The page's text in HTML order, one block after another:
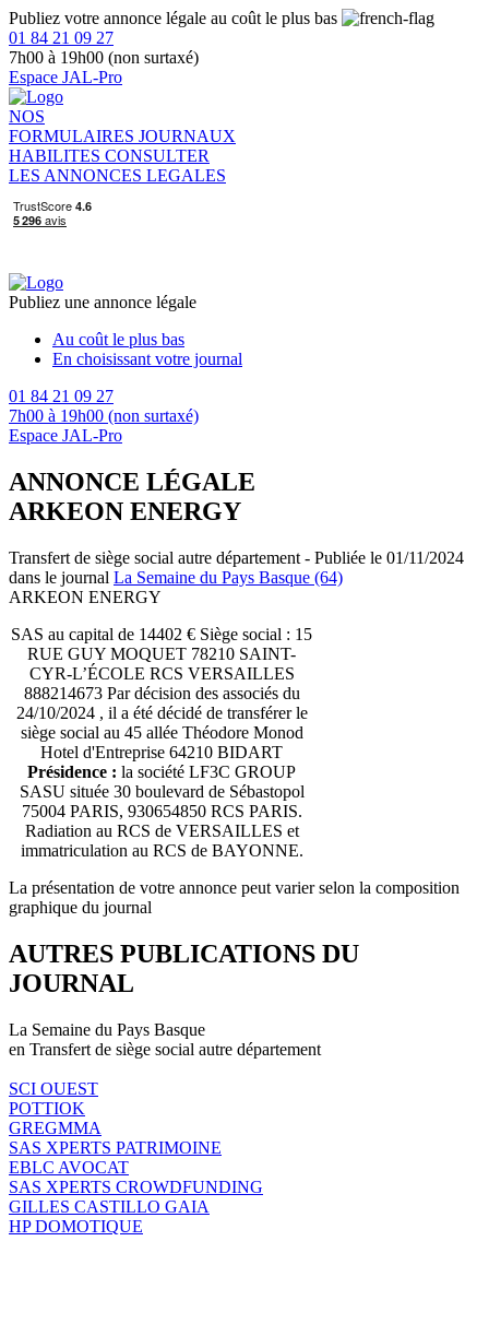
Publiez votre annonce légale au coût le plus bas
01 84 21 09 27
7h00 à 19h00 (non surtaxé)
Espace JAL-Pro
NOS
FORMULAIRES JOURNAUX
HABILITES CONSULTER
LES ANNONCES LEGALES
Publiez une annonce légale
Au coût le plus bas
En choisissant votre journal
01 84 21 09 27
7h00 à 19h00 (non surtaxé)
Espace JAL-Pro
ANNONCE LÉGALE
ARKEON ENERGY
Transfert de siège social autre département - Publiée le 01/11/2024
dans le journal La Semaine du Pays Basque (64)
ARKEON ENERGY
SAS au capital de 14402 € Siège social : 15
RUE GUY MOQUET 78210 SAINT-
CYR-L’ÉCOLE RCS VERSAILLES
888214673 Par décision des associés du
24/10/2024 , il a été décidé de transférer le
siège social au 45 allée Théodore Monod
Hotel d'Entreprise 64210 BIDART
Présidence : la société LF3C GROUP
SASU située 30 boulevard de Sébastopol
75004 PARIS, 930654850 RCS PARIS.
Radiation au RCS de VERSAILLES et
immatriculation au RCS de BAYONNE.
La présentation de votre annonce peut varier selon la composition
graphique du journal
AUTRES PUBLICATIONS DU
JOURNAL
La Semaine du Pays Basque
en Transfert de siège social autre département
SCI OUEST
POTTIOK
GREGMMA
SAS XPERTS PATRIMOINE
EBLC AVOCAT
SAS XPERTS CROWDFUNDING
GILLES CASTILLO GAIA
HP DOMOTIQUE